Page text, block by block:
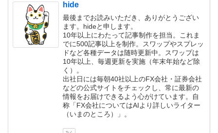
hide
最後までお読みいただき、ありがとうござい
ます。hideと申します。
10年以上にわたって記事制作を担当。これま
でに500記事以上を制作。スワップやスプレッ
ドなど各種データは随時更新中。スワップは
10年以上、毎週更新を実施（年末年始など除
く）。
出社日には毎朝40社以上のFX会社・証券会社
などの公式サイトをチェックし、常に最新の
情報をお届けできるよう心がけています。自
称「FX会社についてはAIより詳しいライター
（いまのところ）」。